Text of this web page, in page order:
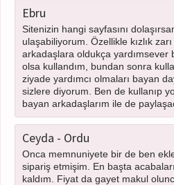
Ebru
Sitenizin hangi sayfasını
ulaşabiliyorum. Özellikle kızlık
arkadaşlara oldukça yardımsever
olsa kullandım, bundan sonra
ziyade yardımcı olmaları bayan
sizlere diyorum. Ben de kullanıp
bayan arkadaşlarım ile de
Ceyda - Ordu
Onca memnuniyete bir de ben
sipariş etmişim. En başta
kaldım. Fiyat da gayet makul